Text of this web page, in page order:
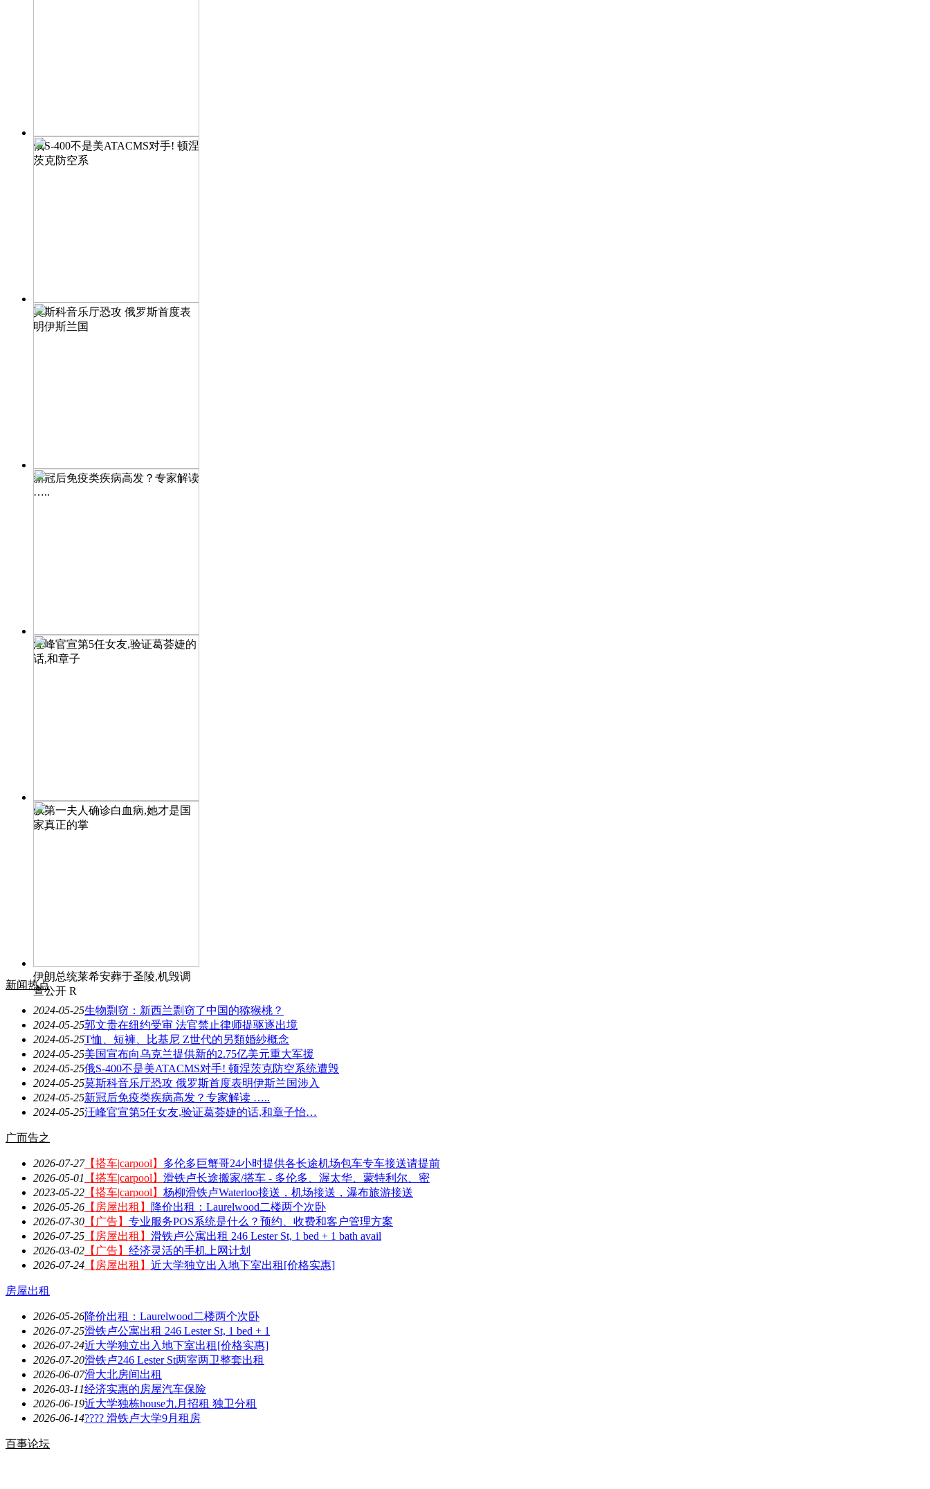
俄S-400不是美ATACMS对手! 顿涅
茨克防空系
莫斯科音乐厅恐攻 俄罗斯首度表
明伊斯兰国
新冠后免疫类疾病高发？专家解读
…..
汪峰官宣第5任女友,验证葛荟婕的
话,和章子
叙第一夫人确诊白血病,她才是国
家真正的掌
伊朗总统莱希安葬于圣陵,机毁调
查公开 R
新闻热点
2024-05-25生物剽窃：新西兰剽窃了中国的猕猴桃？
2024-05-25郭文贵在纽约受审 法官禁止律师提驱逐出境
2024-05-25T恤、短褲、比基尼 Z世代的另類婚紗概念
2024-05-25美国宣布向乌克兰提供新的2.75亿美元重大军援
2024-05-25俄S-400不是美ATACMS对手! 顿涅茨克防空系统遭毁
2024-05-25莫斯科音乐厅恐攻 俄罗斯首度表明伊斯兰国涉入
2024-05-25新冠后免疫类疾病高发？专家解读 …..
2024-05-25汪峰官宣第5任女友,验证葛荟婕的话,和章子怡…
广而告之
2026-07-27【搭车|carpool】 多伦多巨蟹哥24小时提供各长途机场包车专车接送请提前
2026-05-01
【搭车|carpool】 滑铁卢长途搬家/搭车 - 多伦多、渥太华、蒙特利尔、密
2023-05-22 【搭车|carpool】 杨柳滑铁卢Waterloo接送，机场接送，瀑布旅游接送
2026-05-26 【房屋出租】
降价出租：Laurelwood二楼两个次卧
2026-07-30 【广告】 专业服务POS系统是什么？预约、收费和客户管理方案
2026-07-25 【房屋出租】 滑铁卢公寓出租 246 Lester St, 1 bed + 1 bath avail
2026-03-02 【广告】 经济灵活的手机上网计划
2026-07-24 【房屋出租】 近大学独立出入地下室出租[价格实惠]
房屋出租
2026-05-26降价出租：Laurelwood二楼两个次卧
2026-07-25滑铁卢公寓出租 246 Lester St, 1 bed + 1
2026-07-24近大学独立出入地下室出租[价格实惠]
2026-07-20滑铁卢246 Lester St两室两卫整套出租
2026-06-07滑大北房间出租
2026-03-11经济实惠的房屋汽车保险
2026-06-19近大学独栋house九月招租 独卫分租
2026-06-14???? 滑铁卢大学9月租房
百事论坛